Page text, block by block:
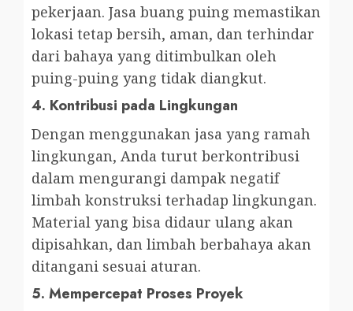
pekerjaan. Jasa buang puing memastikan
lokasi tetap bersih, aman, dan terhindar
dari bahaya yang ditimbulkan oleh
puing-puing yang tidak diangkut.
4. Kontribusi pada Lingkungan
Dengan menggunakan jasa yang ramah
lingkungan, Anda turut berkontribusi
dalam mengurangi dampak negatif
limbah konstruksi terhadap lingkungan.
Material yang bisa didaur ulang akan
dipisahkan, dan limbah berbahaya akan
ditangani sesuai aturan.
5. Mempercepat Proses Proyek